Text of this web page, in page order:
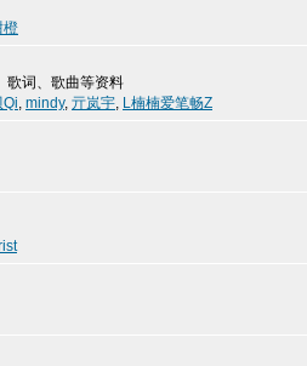
橙
歌词、歌曲等资料
Qi, mindy, 亓岚宇, L楠楠爱笔畅Z